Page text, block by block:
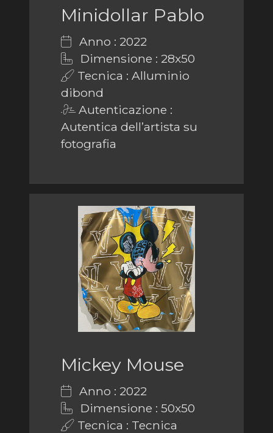
Minidollar Pablo
Anno : 2022
Dimensione : 28x50
Tecnica : Alluminio
dibond
Autenticazione :
Autentica dell’artista su
fotografia
Mickey Mouse
Anno : 2022
Dimensione : 50x50
Tecnica : Tecnica